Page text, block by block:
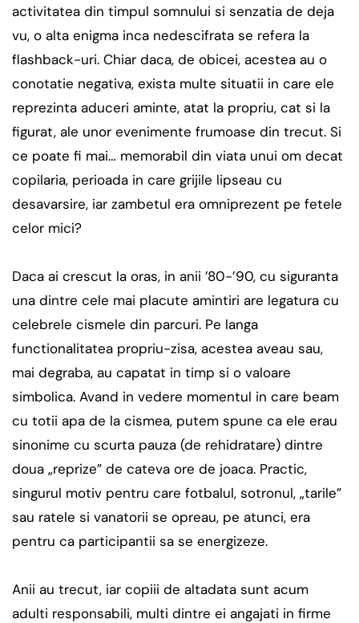
activitatea din timpul somnului si senzatia de deja
vu, o alta enigma inca nedescifrata se refera la
flashback-uri. Chiar daca, de obicei, acestea au o
conotatie negativa, exista multe situatii in care ele
reprezinta aduceri aminte, atat la propriu, cat si la
figurat, ale unor evenimente frumoase din trecut. Si
ce poate fi mai… memorabil din viata unui om decat
copilaria, perioada in care grijile lipseau cu
desavarsire, iar zambetul era omniprezent pe fetele
celor mici?
Daca ai crescut la oras, in anii ’80-’90, cu siguranta
una dintre cele mai placute amintiri are legatura cu
celebrele cismele din parcuri. Pe langa
functionalitatea propriu-zisa, acestea aveau sau,
mai degraba, au capatat in timp si o valoare
simbolica. Avand in vedere momentul in care beam
cu totii apa de la cismea, putem spune ca ele erau
sinonime cu scurta pauza (de rehidratare) dintre
doua „reprize” de cateva ore de joaca. Practic,
singurul motiv pentru care fotbalul, sotronul, „tarile”
sau ratele si vanatorii se opreau, pe atunci, era
pentru ca participantii sa se energizeze.
Anii au trecut, iar copiii de altadata sunt acum
adulti responsabili, multi dintre ei angajati in firme